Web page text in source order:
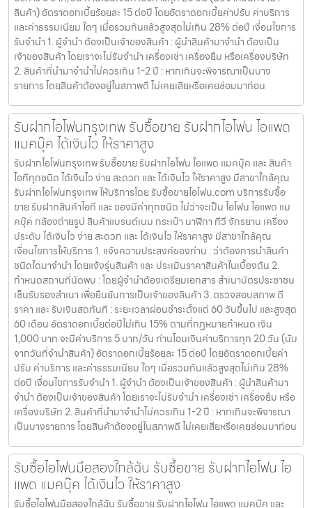
สินค้า) อัตราดอกเบี้ยร้อยละ 15 ต่อปี โดยอัตราดอกเบี้ยค่าปรับ ค่าบริการ
และค่าธรรมเนียม ใดๆ เมื่อรวมกันแล้วสูงสุดไม่เกิน 28% ต่อปี เงื่อนไขการ
รับจำนำ 1. ผู้จำนำ ต้องเป็นเจ้าของสินค้า : ผู้นำสินค้ามาจำนำ ต้องเป็น
เจ้าของสินค้า โดยเราจะไม่รับจำนำ เครื่องเช่า เครื่องยืม หรือเครื่องบริษัท
2. สินค้าที่นำมาจำนำไม่ควรเกิน 1-2 ปี : หากเกินจะพิจารณาเป็นบาง
รายการ โดยสินค้าต้องอยู่ในสภาพดี ไม่เคยเสียหรือเคยซ่อมมาก่อน
รับฝากไอโฟนกรุงเทพ รับซื้อขาย รับฝากไอโฟน ไอแพด
แมคบุ๊ค ได้เงินไว ให้ราคาสูง
รับฝากไอโฟนกรุงเทพ รับซื้อขาย รับฝากไอโฟน ไอแพด แมคบุ๊ค และ สินค้า
ไอทีทุกชนิด ได้เงินไว ง่าย สะดวก และ ได้เงินไว ให้ราคาสูง มีสาขาใกล้คุณ
รับฝากไอโฟนกรุงเทพ ให้บริการโดย รับซื้อขายไอโฟน.com บริการรับซื้อ
ขาย รับฝากสินค้าไอที และ ของมีค่าทุกชนิด ไม่ว่าจะเป็น ไอโฟน ไอแพด แม
คบุ๊ค กล้องถ่ายรูป สินค้าแบรนด์เนม กระเป๋า นาฬิกา ทีวี จักรยาน เครื่อง
ประดับ ได้เงินไว ง่าย สะดวก และ ได้เงินไว ให้ราคาสูง มีสาขาใกล้คุณ
เงื่อนไขการให้บริการ 1. แจ้งความประสงค์ของท่าน : ว่าต้องการนำสินค้า
ชนิดใดมาจำนำ โดยแจ้งรุ่นสินค้า และ ประเมินราคาสินค้าในเบื้องต้น 2.
กำหนดสถานที่นัดพบ : โดยผู้จำนำต้องเตรียมเอกสาร สำเนาบัตรประชาชน
เซ็นรับรองสำเนา เพื่อยืนยันการเป็นเจ้าของสินค้า 3. ตรวจสอบสภาพ ตี
ราคา และ รับเงินสดทันที : ระยะเวลาผ่อนชำระตั้งแต่ 60 วันขึ้นไป และสูงสุด
60 เดือน อัตราดอกเบี้ยต่อปีไม่เกิน 15% ตามที่กฏหมายกำหนด เงิน
1,000 บาท จะมีค่าบริการ 5 บาท/วัน ท่านโอนเงินค่าบริการทุก 20 วัน (นับ
จากวันที่จำนำสินค้า) อัตราดอกเบี้ยร้อยละ 15 ต่อปี โดยอัตราดอกเบี้ยค่า
ปรับ ค่าบริการ และค่าธรรมเนียม ใดๆ เมื่อรวมกันแล้วสูงสุดไม่เกิน 28%
ต่อปี เงื่อนไขการรับจำนำ 1. ผู้จำนำ ต้องเป็นเจ้าของสินค้า : ผู้นำสินค้ามา
จำนำ ต้องเป็นเจ้าของสินค้า โดยเราจะไม่รับจำนำ เครื่องเช่า เครื่องยืม หรือ
เครื่องบริษัท 2. สินค้าที่นำมาจำนำไม่ควรเกิน 1-2 ปี : หากเกินจะพิจารณา
เป็นบางรายการ โดยสินค้าต้องอยู่ในสภาพดี ไม่เคยเสียหรือเคยซ่อมมาก่อน
รับซื้อไอโฟนมือสองใกล้ฉัน รับซื้อขาย รับฝากไอโฟน ไอ
แพด แมคบุ๊ค ได้เงินไว ให้ราคาสูง
รับซื้อไอโฟนมือสองใกล้ฉัน รับซื้อขาย รับฝากไอโฟน ไอแพด แมคบุ๊ค และ